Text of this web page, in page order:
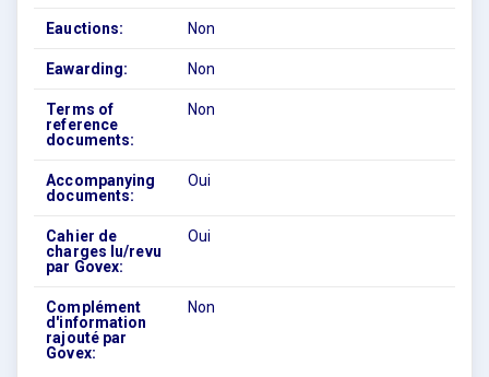
Eauctions: Non
Eawarding: Non
Terms of
reference
documents:
Non
Accompanying
documents:
Oui
Cahier de
charges lu/revu
par Govex:
Oui
Complément
d'information
rajouté par
Govex:
Non